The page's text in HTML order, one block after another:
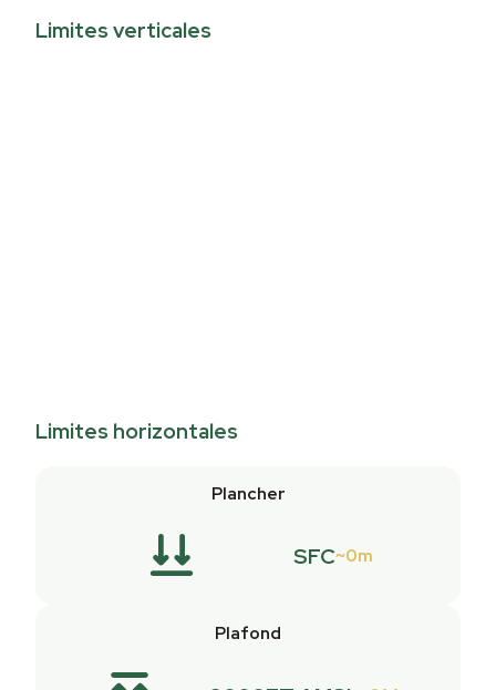
Limites verticales
Limites horizontales
Plancher
SFC 0m
Plafond